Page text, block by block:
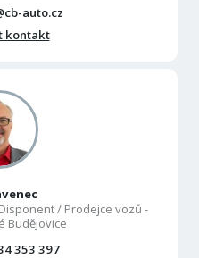
auto.cz
kontakt
/ Prodejce vozů -
Budějovice
353 397